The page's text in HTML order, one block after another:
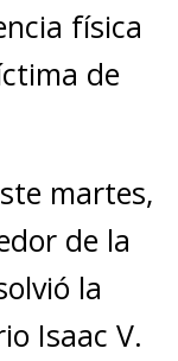
física
de
martes,
de la
la
Isaac V.